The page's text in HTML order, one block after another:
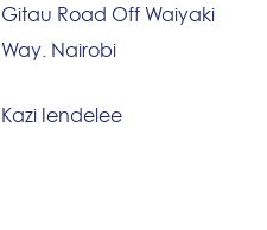
Gitau Road Off Waiyaki
Way. Nairobi
Kazi Iendelee